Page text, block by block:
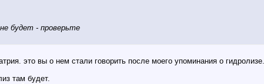
будет - проверьте
это вы о нем стали говорить после моего упоминания о
там будет.